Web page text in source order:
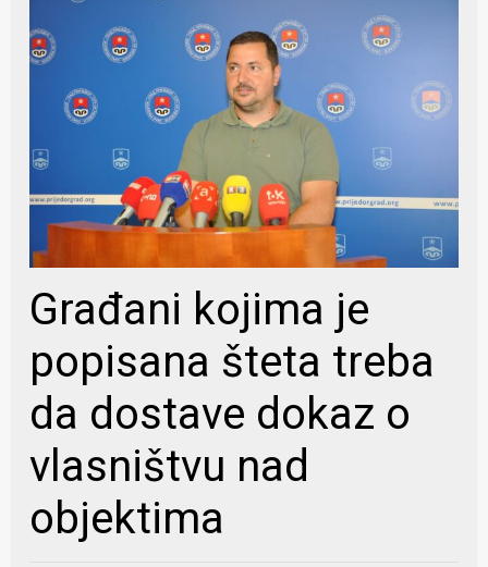
Građani kojima je
popisana šteta treba
da dostave dokaz o
vlasništvu nad
objektima